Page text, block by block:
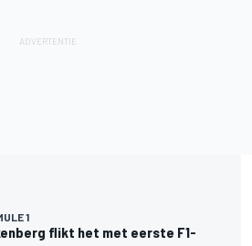
1
flikt het met eerste F1-